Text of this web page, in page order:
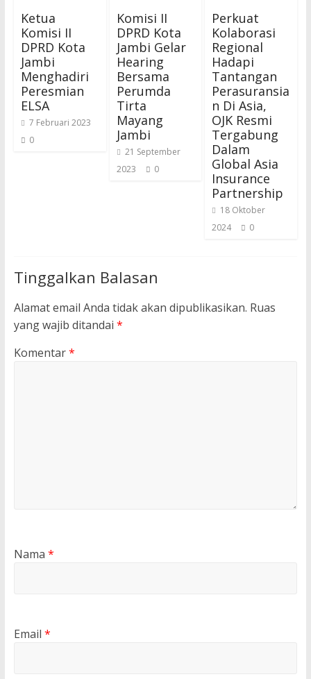
Ketua
Komisi II
DPRD Kota
Jambi
Menghadiri
Peresmian
ELSA
7 Februari 2023
0
Komisi II
DPRD Kota
Jambi Gelar
Hearing
Bersama
Perumda
Tirta
Mayang
Jambi
21 September
2023
0
Perkuat
Kolaborasi
Regional
Hadapi
Tantangan
Perasuransia
n Di Asia,
OJK Resmi
Tergabung
Dalam
Global Asia
Insurance
Partnership
18 Oktober
2024
0
Tinggalkan Balasan
Alamat email Anda tidak akan dipublikasikan. Ruas
yang wajib ditandai *
Komentar*
Nama *
Email *